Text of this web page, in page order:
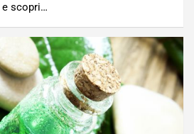
e scopri…